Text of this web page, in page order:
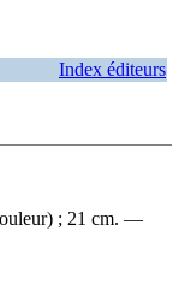
Index éditeurs
; 21 cm. —